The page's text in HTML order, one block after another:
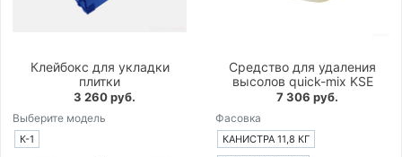
Клейбокс для укладки
плитки
3 260 руб.
Выберите модель
К-1
Средство для удаления
высолов quick-mix KSE
7 306 руб.
Фасовка
КАНИСТРА 11,8 КГ